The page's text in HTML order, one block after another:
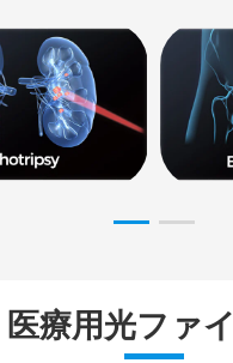
医療用光ファ